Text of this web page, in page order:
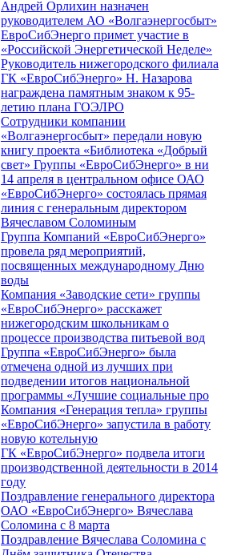
Андрей Орлихин назначен
руководителем АО «Волгаэнергосбыт»
ЕвроСибЭнерго примет участие в
«Российской Энергетической Неделе»
Руководитель нижегородского филиала
ГК «ЕвроСибЭнерго» Н. Назарова
награждена памятным знаком к 95-
летию плана ГОЭЛРО
Сотрудники компании
«Волгаэнергосбыт» передали новую
книгу проекта «Библиотека «Добрый
свет» Группы «ЕвроСибЭнерго» в ни
14 апреля в центральном офисе ОАО
«ЕвроСибЭнерго» состоялась прямая
линия с генеральным директором
Вячеславом Соломиным
Группа Компаний «ЕвроСибЭнерго»
провела ряд мероприятий,
посвященных международному Дню
воды
Компания «Заводские сети» группы
«ЕвроСибЭнерго» расскажет
нижегородским школьникам о
процессе производства питьевой вод
Группа «ЕвроСибЭнерго» была
отмечена одной из лучших при
подведении итогов национальной
программы «Лучшие социальные про
Компания «Генерация тепла» группы
«ЕвроСибЭнерго» запустила в работу
новую котельную
ГК «ЕвроСибЭнерго» подвела итоги
производственной деятельности в 2014
году
Поздравление генерального директора
ОАО «ЕвроСибЭнерго» Вячеслава
Соломина с 8 марта
Поздравление Вячеслава Соломина с